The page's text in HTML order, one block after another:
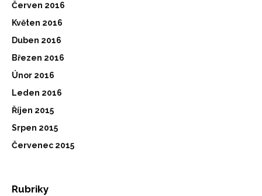
Červen 2016
Květen 2016
Duben 2016
Březen 2016
Únor 2016
Leden 2016
Říjen 2015
Srpen 2015
Červenec 2015
Rubriky